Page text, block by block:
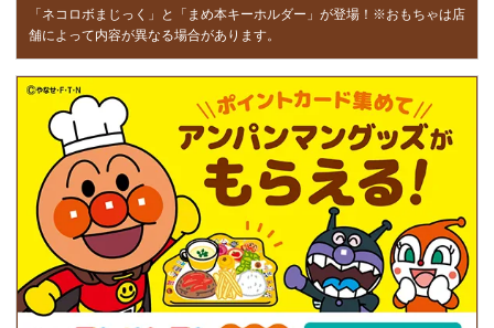
「ネコロボまじっく」と「まめ本キーホルダー」が登場！※おもちゃは店
舗によって内容が異なる場合があります。